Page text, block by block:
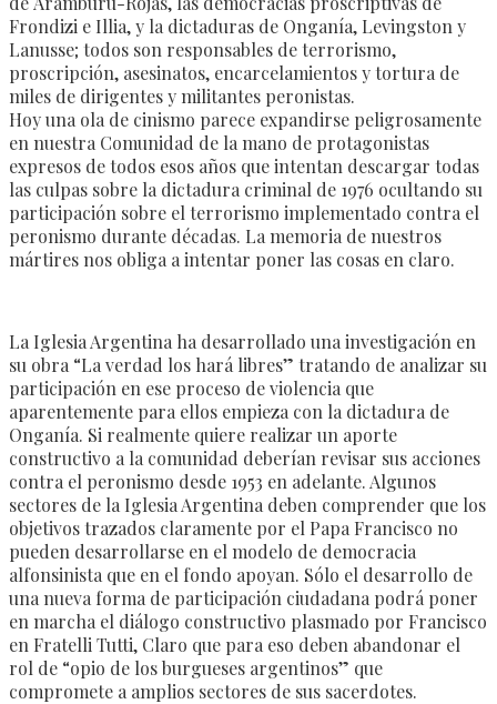
Frondizi e Illia, y la dictaduras de Onganía, Levingston y
Lanusse; todos son responsables de terrorismo,
proscripción, asesinatos, encarcelamientos y tortura de
miles de dirigentes y militantes peronistas.
Hoy una ola de cinismo parece expandirse peligrosamente
en nuestra Comunidad de la mano de protagonistas
expresos de todos esos años que intentan descargar todas
las culpas sobre la dictadura criminal de 1976 ocultando su
participación sobre el terrorismo implementado contra el
peronismo durante décadas. La memoria de nuestros
mártires nos obliga a intentar poner las cosas en claro.
La Iglesia Argentina ha desarrollado una investigación en
su obra “La verdad los hará libres” tratando de analizar su
participación en ese proceso de violencia que
aparentemente para ellos empieza con la dictadura de
Onganía. Si realmente quiere realizar un aporte
constructivo a la comunidad deberían revisar sus acciones
contra el peronismo desde 1953 en adelante. Algunos
sectores de la Iglesia Argentina deben comprender que los
objetivos trazados claramente por el Papa Francisco no
pueden desarrollarse en el modelo de democracia
alfonsinista que en el fondo apoyan. Sólo el desarrollo de
una nueva forma de participación ciudadana podrá poner
en marcha el diálogo constructivo plasmado por Francisco
en Fratelli Tutti, Claro que para eso deben abandonar el
rol de “opio de los burgueses argentinos” que
compromete a amplios sectores de sus sacerdotes.